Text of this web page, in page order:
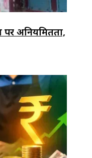
पर अनियमितता,